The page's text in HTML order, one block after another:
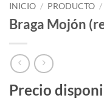
INICIO / PRODUCTO /
Braga Mojón
Precio